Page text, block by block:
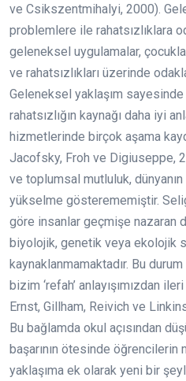
ve Csikszentmihalyi, 2000).
problemlere ile rahatsızlıklara
geleneksel uygulamalar,
ve rahatsızlıkları üzerinde
Geleneksel yaklaşım
rahatsızlığın kaynağı daha iyi
hizmetlerinde birçok aşama
Jacofsky, Froh ve Digiuseppe,
ve toplumsal mutluluk,
yükselme gösterememiştir.
göre insanlar geçmişe nazaran
biyolojik, genetik veya ekolojik
kaynaklanmamaktadır. Bu
bizim ‘refah’ anlayışımızdan
Ernst, Gillham, Reivich ve
Bu bağlamda okul açısından
başarının ötesinde öğrencilerin
yaklaşıma ek olarak yeni bir